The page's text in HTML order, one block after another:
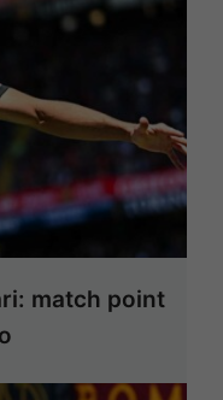
match point